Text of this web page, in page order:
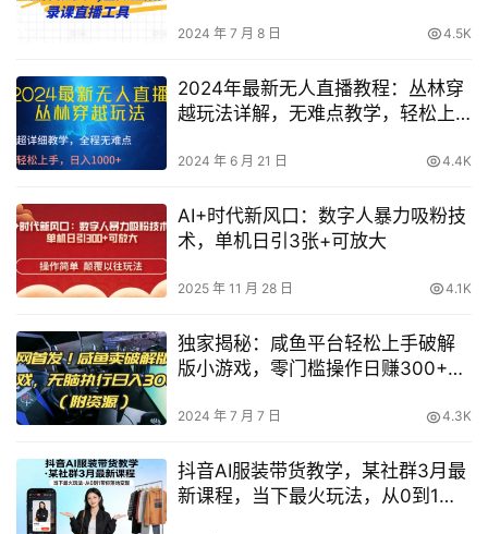
2024 年 7 月 8 日 4.5K
2024年最新无人直播教程：丛林穿
越玩法详解，无难点教学，轻松上
2024 年 6 月 21 日 4.4K
AI+时代新风口：数字人暴力吸粉技
术，单机日引3张+可放大
2025 年 11 月 28 日 4.1K
独家揭秘：咸鱼平台轻松上手破解
版小游戏，零门槛操作日赚300+，
2024 年 7 月 7 日 4.3K
抖音AI服装带货教学，某社群3月最
新课程，当下最火玩法，从0到1带